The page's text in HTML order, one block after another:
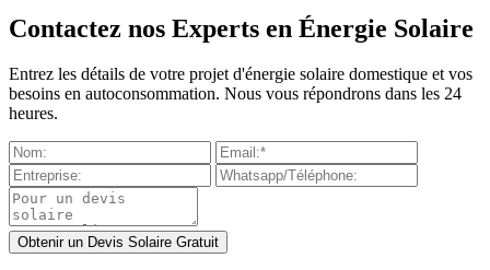
Contactez nos Experts en Énergie Solaire
Entrez les détails de votre projet d'énergie solaire domestique et vos
besoins en autoconsommation. Nous vous répondrons dans les 24
heures.